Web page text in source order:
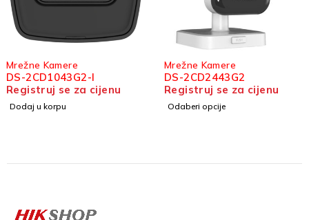
Kamere
2CD1043G2-I
se za cijenu
u korpu
Mrežne Kamere
DS-2CD2443G2
Registruj se za cijenu
Odaberi opcije